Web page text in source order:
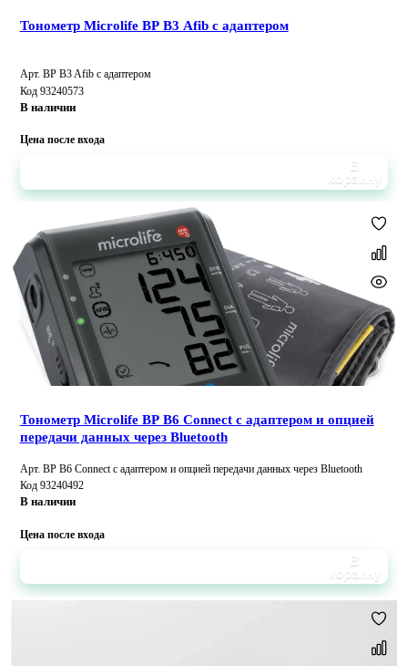
Тонометр Microlife BP B3 Afib с адаптером
Арт. BP B3 Afib с адаптером
Код 93240573
В наличии
Цена после входа
В
корзину
Тонометр Microlife BP B6 Connect с адаптером и опцией
передачи данных через Bluetooth
Арт. BP B6 Connect с адаптером и опцией передачи данных через Bluetooth
Код 93240492
В наличии
Цена после входа
В
корзину